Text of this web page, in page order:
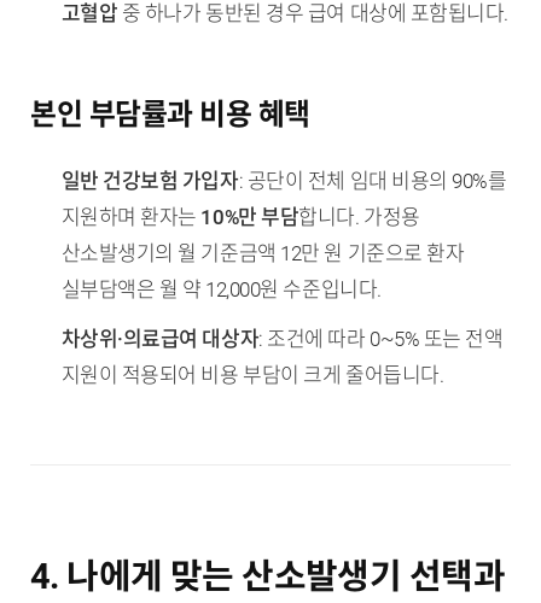
고혈압 중 하나가 동반된 경우 급여 대상에 포함됩니다.
본인 부담률과 비용 혜택
일반 건강보험 가입자: 공단이 전체 임대 비용의 90%를
지원하며 환자는 10%만 부담합니다. 가정용
산소발생기의 월 기준금액 12만 원 기준으로 환자
실부담액은 월 약 12,000원 수준입니다.
차상위·의료급여 대상자: 조건에 따라 0~5% 또는 전액
지원이 적용되어 비용 부담이 크게 줄어듭니다.
4. 나에게 맞는 산소발생기 선택과